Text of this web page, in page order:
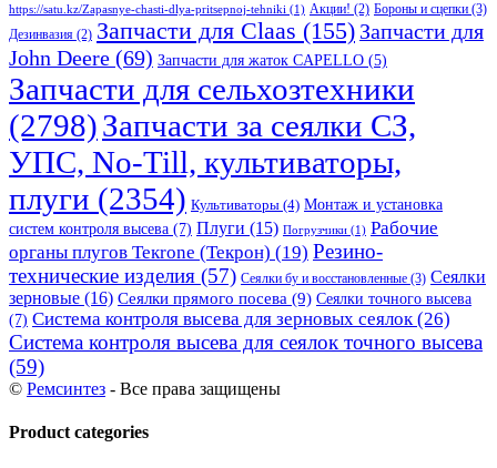
https://satu.kz/Zapasnye-chasti-dlya-pritsepnoj-tehniki (1) Акции! (2) Бороны и сцепки (3)
Дезинвазия (2) Запчасти для Claas (155) Запчасти для
John Deere (69) Запчасти для жаток CAPELLO (5)
Запчасти для сельхозтехники
(2798)Запчасти за сеялки СЗ,
УПС, No-Till, культиваторы,
плуги (2354) Культиваторы (4) Монтаж и установка
систем контроля высева (7) Плуги (15) Погрузчики (1) Рабочие
органы плугов Текrоne (Текрон) (19) Резино-
технические изделия (57) Сеялки бу и восстановленные (3) Сеялки
зерновые (16) Сеялки прямого посева (9) Сеялки точного высева
(7) Система контроля высева для зерновых сеялок(26)
Система контроля высева для сеялок точного высева
(59)
© Ремсинтез - Все права защищены
Product categories